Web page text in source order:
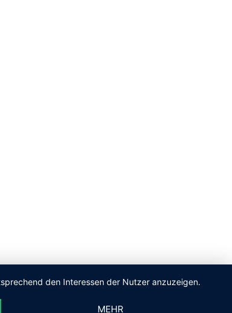
den Interessen der Nutzer anzuzeigen.
MEHR